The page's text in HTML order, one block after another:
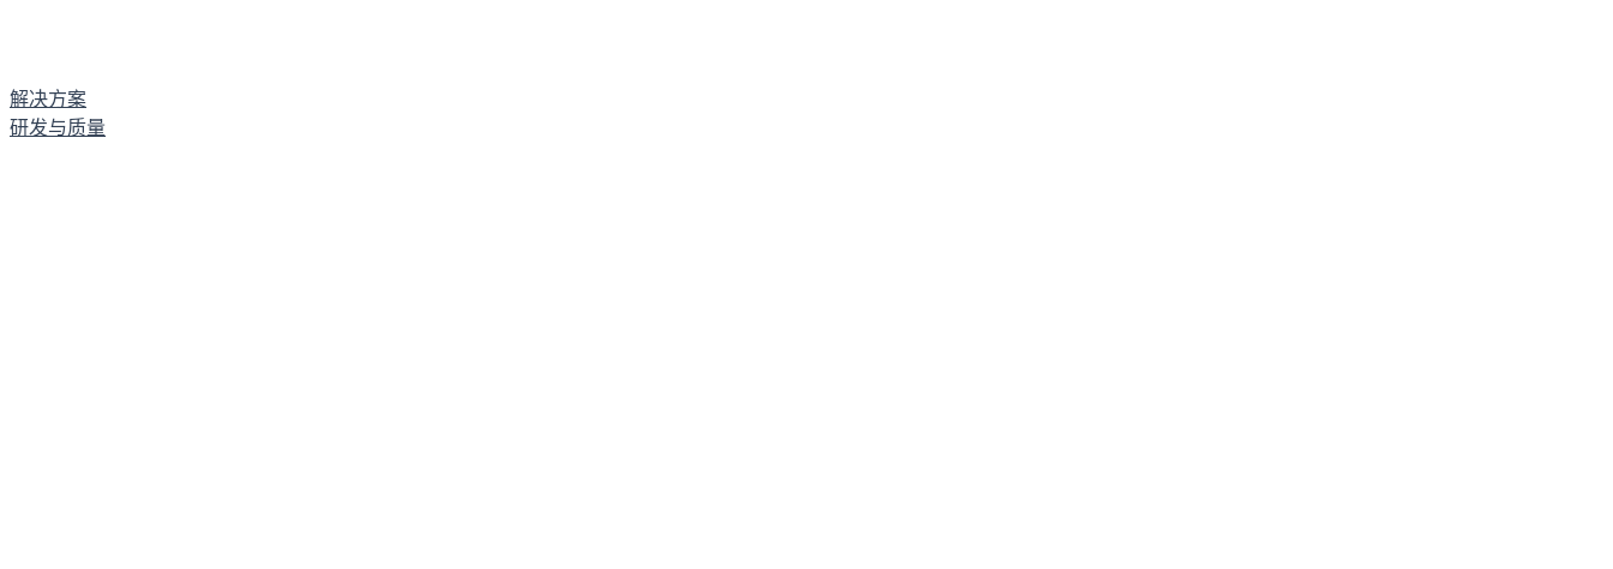
解决方案
研发与质量